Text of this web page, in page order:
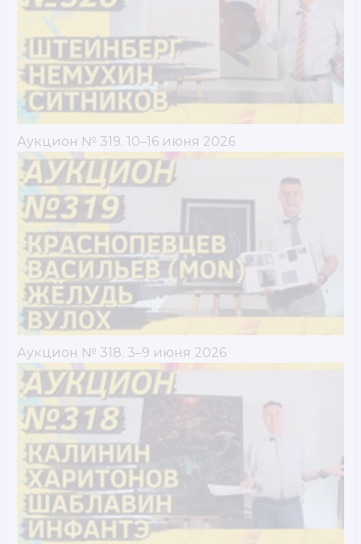
Аукцион № 319. 10–16 июня 2026
Аукцион № 318. 3–9 июня 2026